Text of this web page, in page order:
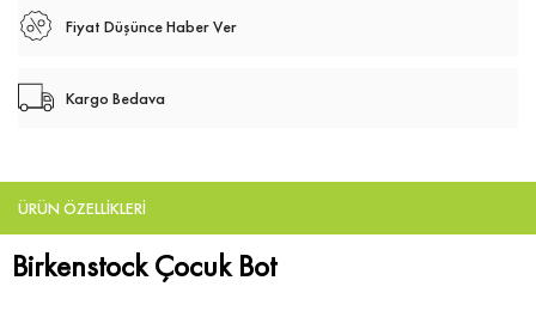
Fiyat Düşünce Haber Ver
Kargo Bedava
ÜRÜN ÖZELLIKLERI
Birkenstock Çocuk Bot